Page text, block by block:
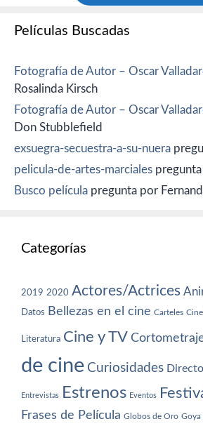
Películas Buscadas
Fotografía de Autor – Oscar
Rosalinda Kirsch
Fotografía de Autor – Oscar
Don Stubblefield
exsuegra-secuestra-a-su-nuera
pelicula-de-artes-marciales
Busco película pregunta por
Categorías
2019 2020 Actores/Actrices
Datos Bellezas en el cine Carteles
Literatura Cine y TV
de cine Curiosidades
Entrevistas Estrenos Eventos
Frases de Película Globos de Oro Goya